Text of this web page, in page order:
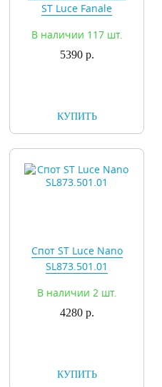
ST Luce Fanale
В наличии 117 шт.
5390 р.
КУПИТЬ
Спот ST Luce Nano
SL873.501.01
В наличии 2 шт.
4280 р.
КУПИТЬ